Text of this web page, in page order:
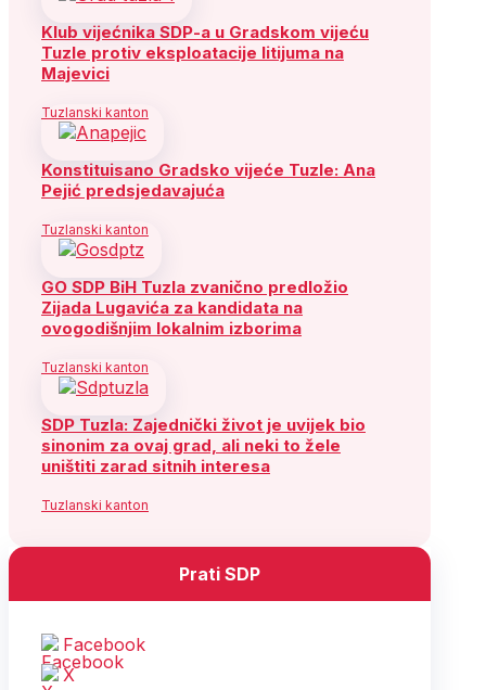
Klub vijećnika SDP-a u Gradskom vijeću
Tuzle protiv eksploatacije litijuma na
Majevici
Tuzlanski kanton
Konstituisano Gradsko vijeće Tuzle: Ana
Pejić predsjedavajuća
Tuzlanski kanton
GO SDP BiH Tuzla zvanično predložio
Zijada Lugavića za kandidata na
ovogodišnjim lokalnim izborima
Tuzlanski kanton
SDP Tuzla: Zajednički život je uvijek bio
sinonim za ovaj grad, ali neki to žele
uništiti zarad sitnih interesa
Tuzlanski kanton
Prati SDP
Facebook
X